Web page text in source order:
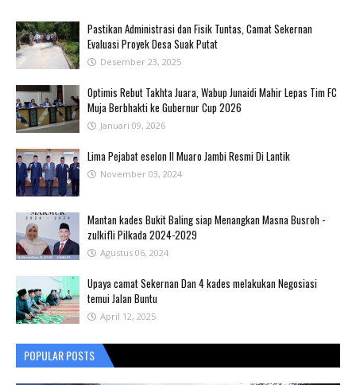
Pastikan Administrasi dan Fisik Tuntas, Camat Sekernan
Evaluasi Proyek Desa Suak Putat
Desember 23, 2025
Optimis Rebut Takhta Juara, Wabup Junaidi Mahir Lepas Tim FC
Muja Berbhakti ke Gubernur Cup 2026
Januari 09, 2026
Lima Pejabat eselon II Muaro Jambi Resmi Di Lantik
November 03, 2024
Mantan kades Bukit Baling siap Menangkan Masna Busroh -
zulkifli Pilkada 2024-2029
Agustus 06, 2024
Upaya camat Sekernan Dan 4 kades melakukan Negosiasi
temui Jalan Buntu
April 12, 2025
POPULAR POSTS